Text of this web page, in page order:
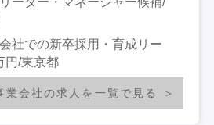
社での新卒採用・育成リー
円/東京都
業会社の求人を一覧で見る